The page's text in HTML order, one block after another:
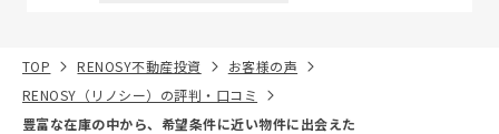
TOP RENOSY不動産投資
お客様の声
RENOSY（リノシー）の評判・口コミ
豊富な在庫の中から、希望条件に近い物件に出会えた